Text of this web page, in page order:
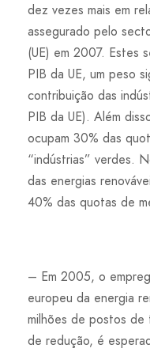
dez vezes mais em
assegurado pelo
(UE) em 2007. Estes
PIB da UE, um peso
contribuição das
PIB da UE). Além
ocupam 30% das
“indústrias” verdes.
das energias
40% das quotas de
– Em 2005, o
europeu da energia
milhões de postos
de redução, é